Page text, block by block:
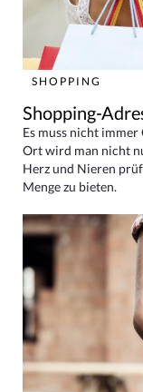
SHOPPING
Shopping-
Es muss nicht
Ort wird man nicht
Herz und Nieren
Menge zu bieten.